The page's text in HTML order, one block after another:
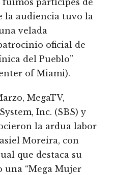
partícipes de
la audiencia tuvo la
velada
oficial de
del Pueblo”
of Miami).
MegaTV,
Inc. (SBS) y
la ardua labor
Moreira, con
que destaca su
“Mega Mujer